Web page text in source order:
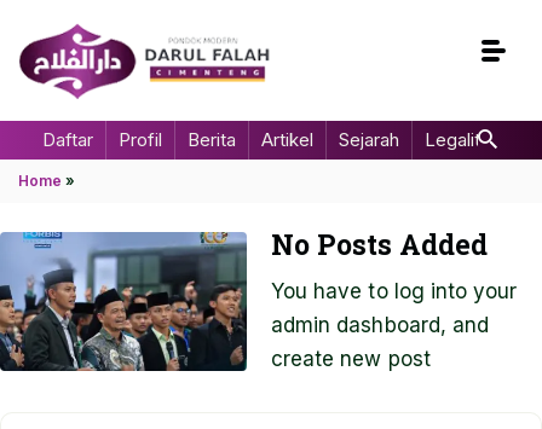
Daftar Profil Berita Artikel Sejarah Legalitas
Home »
No Posts Added
You have to log into your
admin dashboard, and
create new post